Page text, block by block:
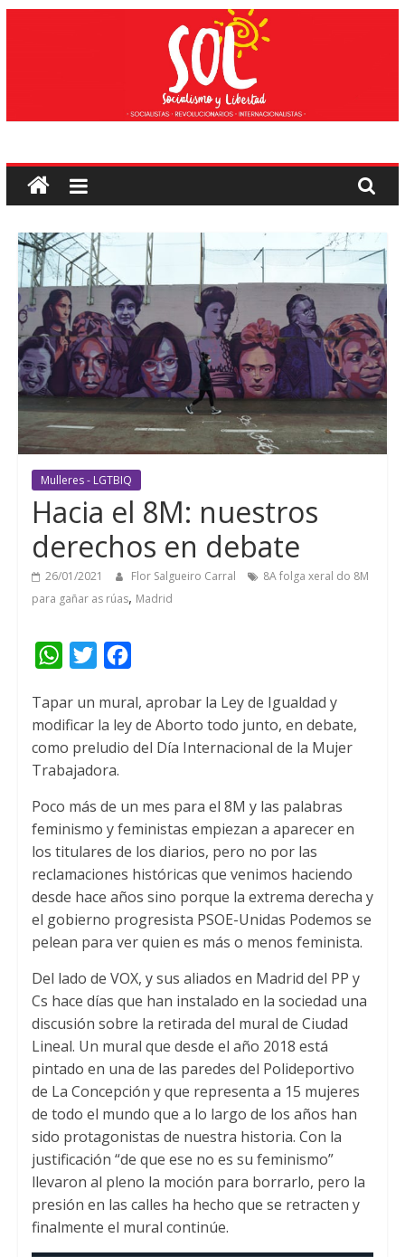
Socialismo
e
liberdade
Mulleres - LGTBIQ
Hacia el 8M: nuestros
derechos en debate
26/01/2021 Flor Salgueiro Carral
8A folga xeral do 8M
para gañar as rúas, Madrid
W
a
t
s
p
p
i
t
t
r
c
e
o
k
Tapar un mural, aprobar la Ley de Igualdad y
modificar la ley de Aborto todo junto, en debate,
como preludio del Día Internacional de la Mujer
Trabajadora.
Poco más de un mes para el 8M y las palabras
feminismo y feministas empiezan a aparecer en
los titulares de los diarios, pero no por las
reclamaciones históricas que venimos haciendo
desde hace años sino porque la extrema derecha y
el gobierno progresista PSOE-Unidas Podemos se
pelean para ver quien es más o menos feminista.
Del lado de VOX, y sus aliados en Madrid del PP y
Cs hace días que han instalado en la sociedad una
discusión sobre la retirada del mural de Ciudad
Lineal. Un mural que desde el año 2018 está
pintado en una de las paredes del Polideportivo
de La Concepción y que representa a 15 mujeres
de todo el mundo que a lo largo de los años han
sido protagonistas de nuestra historia. Con la
justificación “de que ese no es su feminismo”
llevaron al pleno la moción para borrarlo, pero la
presión en las calles ha hecho que se retracten y
finalmente el mural continúe.